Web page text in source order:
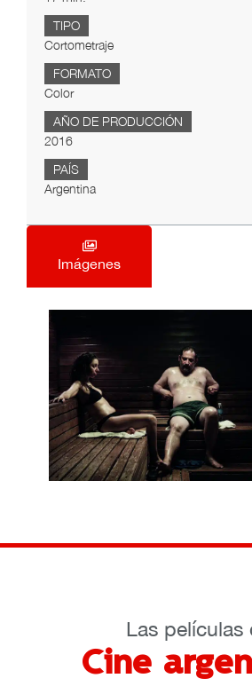
TIPO
Cortometraje
FORMATO
Color
AÑO DE PRODUCCIÓN
2016
PAÍS
Argentina
Imágenes
Las películas
Cine